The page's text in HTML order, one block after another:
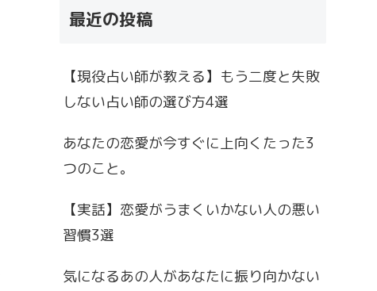
最近の投稿
【現役占い師が教える】もう二度と失敗
しない占い師の選び方4選
あなたの恋愛が今すぐに上向くたった3
つのこと。
【実話】恋愛がうまくいかない人の悪い
習慣3選
気になるあの人があなたに振り向かない